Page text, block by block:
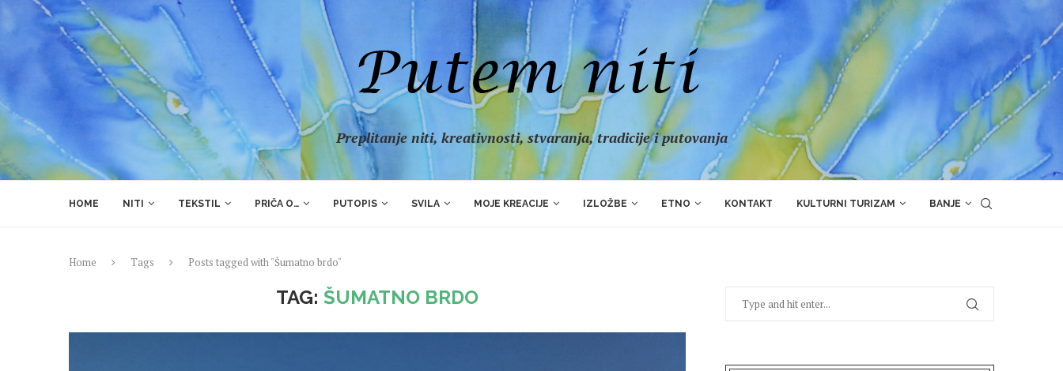
Preplitanje niti, kreativnosti, stvaranja, tradicije i putovanja
HOME NITI TEKSTIL PRIČA O… PUTOPIS SVILA MOJE KREACIJE IZLOŽBE ETNO KONTAKT KULTURNI TURIZAM BANJE
Home Tags Posts tagged with "Šumatno brdo"
TAG: ŠUMATNO BRDO